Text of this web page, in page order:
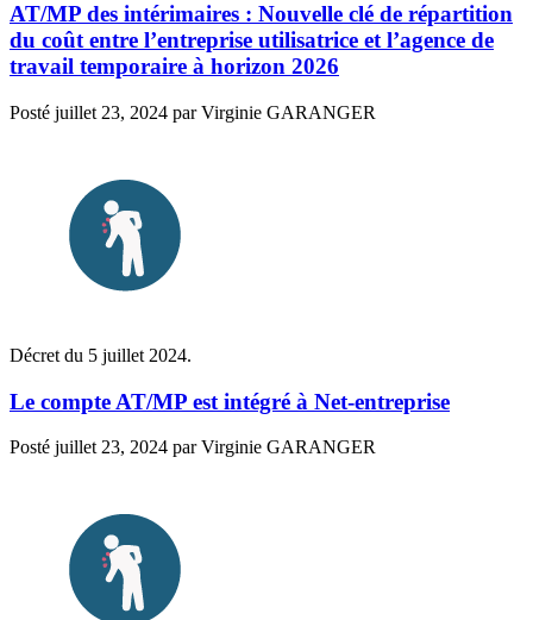
AT/MP des intérimaires : Nouvelle clé de répartition
du coût entre l’entreprise utilisatrice et l’agence de
travail temporaire à horizon 2026
Posté juillet 23, 2024 par Virginie GARANGER
Décret du 5 juillet 2024.
Le compte AT/MP est intégré à Net-entreprise
Posté juillet 23, 2024 par Virginie GARANGER